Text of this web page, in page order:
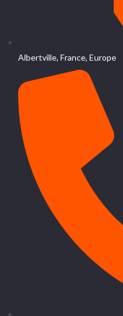
Albertville, France, Europe